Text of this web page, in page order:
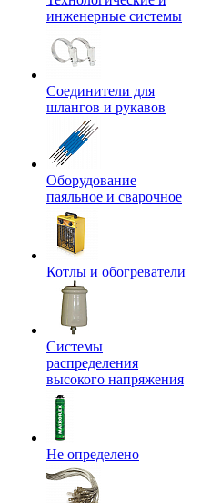
инженерные системы
Соединители для
шлангов и рукавов
Оборудование
паяльное и сварочное
Котлы и обогреватели
Системы
распределения
высокого напряжения
Не определено